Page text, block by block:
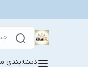
دسته‌بندی